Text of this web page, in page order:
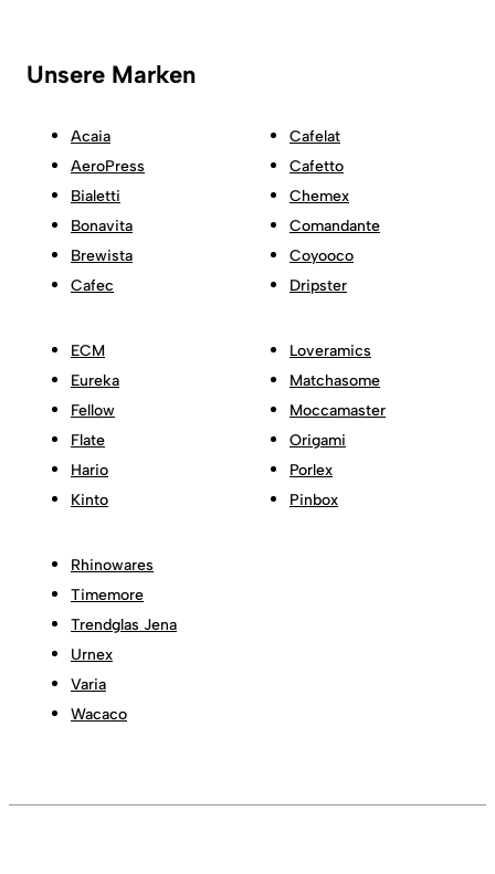
Unsere Marken
Acaia
AeroPress
Bialetti
Bonavita
Brewista
Cafec
Cafelat
Cafetto
Chemex
Comandante
Coyooco
Dripster
ECM
Eureka
Fellow
Flate
Hario
Kinto
Loveramics
Matchasome
Moccamaster
Origami
Porlex
Pinbox
Rhinowares
Timemore
Trendglas Jena
Urnex
Varia
Wacaco